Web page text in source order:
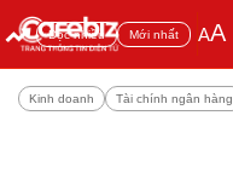
Đọc nhiều Mới nhất AA
Kinh doanh Tài chính ngân hàng